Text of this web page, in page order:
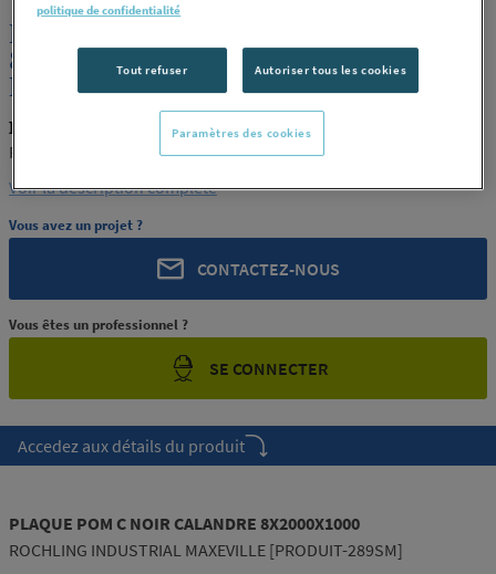
PLAQUE POM C NOIR CALANDRE
8X2000X1000 ROCHLING INDUSTRIAL
MAXEVILLE [PRODUIT-289SM]
ROCHLING PRODUIT-289SM
ROCHLING INDUSTRIAL MAXEVILLE [PRODUIT-289SM]
Voir la description complète
Vous avez un projet ?
CONTACTEZ-NOUS
Vous êtes un professionnel ?
SE CONNECTER
Accedez aux détails du produit
PLAQUE POM C NOIR CALANDRE 8X2000X1000
ROCHLING INDUSTRIAL MAXEVILLE [PRODUIT-289SM]
politique de confidentialité
Tout refuser Autoriser tous les cookies
Paramètres des cookies